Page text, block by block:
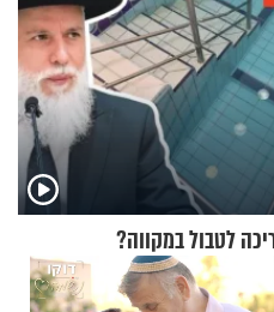
לטבול במקווה?